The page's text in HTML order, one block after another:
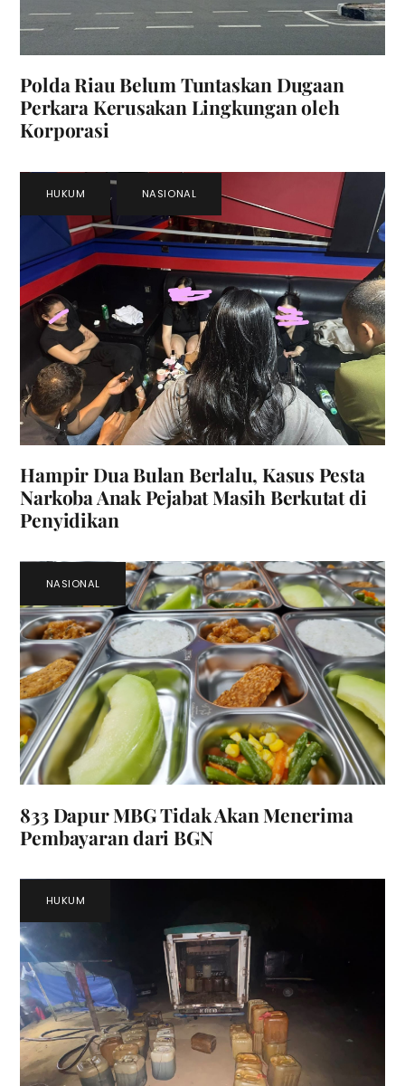
Polda Riau Belum Tuntaskan Dugaan
Perkara Kerusakan Lingkungan oleh
Korporasi
HUKUM NASIONAL
Hampir Dua Bulan Berlalu, Kasus Pesta
Narkoba Anak Pejabat Masih Berkutat di
Penyidikan
NASIONAL
833 Dapur MBG Tidak Akan Menerima
Pembayaran dari BGN
HUKUM